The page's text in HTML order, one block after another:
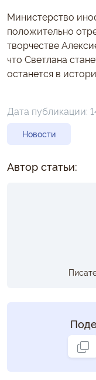
Министерство
положительно
творчестве
что Светлана
останется в
Дата публикации:
Новости
Автор статьи: